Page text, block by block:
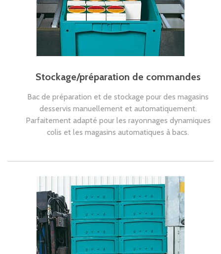
Stockage/préparation de commandes
Bac de préparation et de stockage pour des magasins
desservis manuellement et automatiquement.
Parfaitement adapté pour les rayonnages dynamiques
colis et les magasins automatiques à bacs.